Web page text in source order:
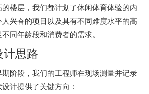
楼层，我们都计划了休闲体育体验的内
兴奋的项目以及具有不同难度水平的高
同年龄段和消费者的需求。
思路
阶段，我们的工程师在现场测量并记录
计提供了关键方向：